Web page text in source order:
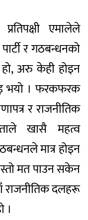
एमालेले
र गठबन्धनको
हो, अरु केही होइन
भयो । फरकफरक
र राजनीतिक
खासै महत्व
मात्र होइन
मत पाउन सकेन
राजनीतिक दलहरू
।